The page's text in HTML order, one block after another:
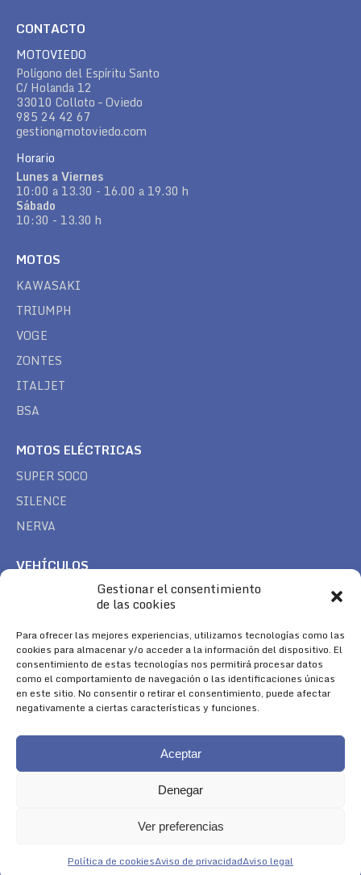
Gestionar el consentimiento
de las cookies
Para ofrecer las mejores experiencias, utilizamos tecnologías como las
cookies para almacenar y/o acceder a la información del dispositivo. El
consentimiento de estas tecnologías nos permitirá procesar datos
como el comportamiento de navegación o las identificaciones únicas
en este sitio. No consentir o retirar el consentimiento, puede afectar
negativamente a ciertas características y funciones.
Aceptar
Denegar
Ver preferencias
Política de cookiesAviso de privacidadAviso legal
CONTACTO
MOTOVIEDO
Polígono del Espíritu Santo
C/ Holanda 12
33010 Colloto – Oviedo
985 24 42 67
gestion@motoviedo.com
Horario
Lunes a Viernes
10:00 a 13.30 - 16.00 a 19.30 h
Sábado
10:30 - 13.30 h
MOTOS
KAWASAKI
TRIUMPH
VOGE
ZONTES
ITALJET
BSA
MOTOS ELÉCTRICAS
SUPER SOCO
SILENCE
NERVA
VEHÍCULOS
TREK
SÍGUENOS
Encuéntranos en:
Facebook
page
YouTube
page
Instagram
page
Aviso Legal|Política de Cookies